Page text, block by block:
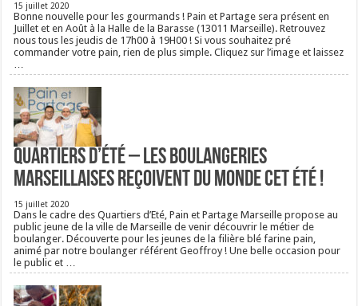
15 juillet 2020
Bonne nouvelle pour les gourmands ! Pain et Partage sera présent en
Juillet et en Août à la Halle de la Barasse (13011 Marseille). Retrouvez
nous tous les jeudis de 17h00 à 19H00 ! Si vous souhaitez pré
commander votre pain, rien de plus simple. Cliquez sur l’image et laissez
…
Quartiers d’été – Les boulangeries
Marseillaises reçoivent du monde cet été !
15 juillet 2020
Dans le cadre des Quartiers d’Eté, Pain et Partage Marseille propose au
public jeune de la ville de Marseille de venir découvrir le métier de
boulanger. Découverte pour les jeunes de la filière blé farine pain,
animé par notre boulanger référent Geoffroy ! Une belle occasion pour
le public et …